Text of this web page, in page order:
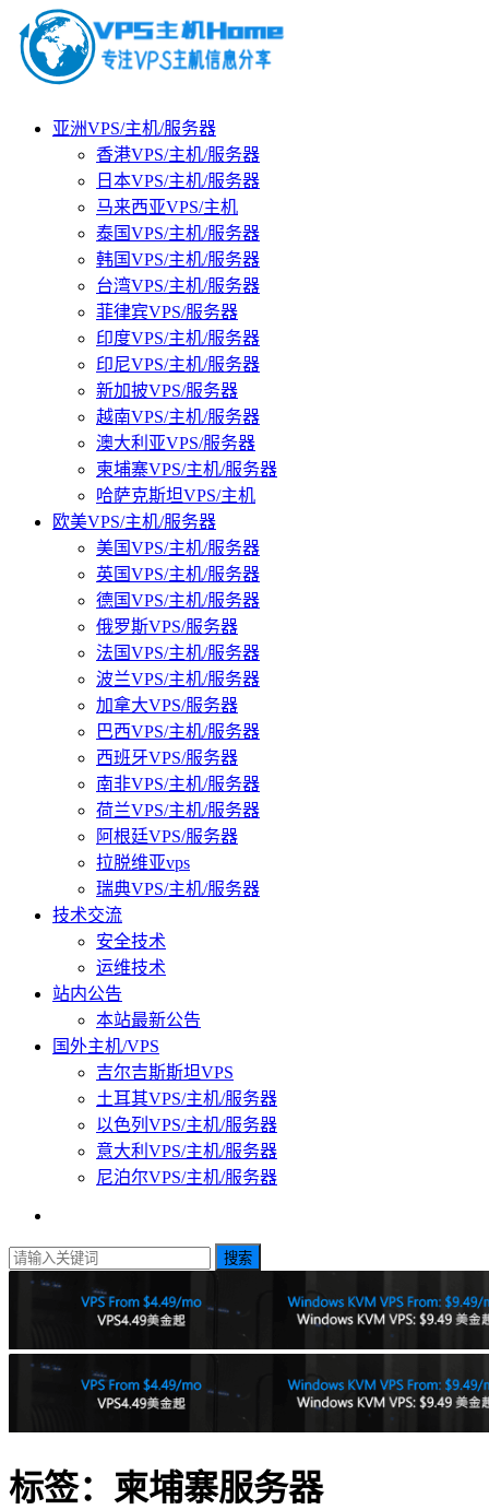
亚洲VPS/主机/服务器
香港VPS/主机/服务器
日本VPS/主机/服务器
马来西亚VPS/主机
泰国VPS/主机/服务器
韩国VPS/主机/服务器
台湾VPS/主机/服务器
菲律宾VPS/服务器
印度VPS/主机/服务器
印尼VPS/主机/服务器
新加披VPS/服务器
越南VPS/主机/服务器
澳大利亚VPS/服务器
柬埔寨VPS/主机/服务器
哈萨克斯坦VPS/主机
欧美VPS/主机/服务器
美国VPS/主机/服务器
英国VPS/主机/服务器
德国VPS/主机/服务器
俄罗斯VPS/服务器
法国VPS/主机/服务器
波兰VPS/主机/服务器
加拿大VPS/服务器
巴西VPS/主机/服务器
西班牙VPS/服务器
南非VPS/主机/服务器
荷兰VPS/主机/服务器
阿根廷VPS/服务器
拉脱维亚vps
瑞典VPS/主机/服务器
技术交流
安全技术
运维技术
站内公告
本站最新公告
国外主机/VPS
吉尔吉斯斯坦VPS
土耳其VPS/主机/服务器
以色列VPS/主机/服务器
意大利VPS/主机/服务器
尼泊尔VPS/主机/服务器
搜索
标签：柬埔寨服务器